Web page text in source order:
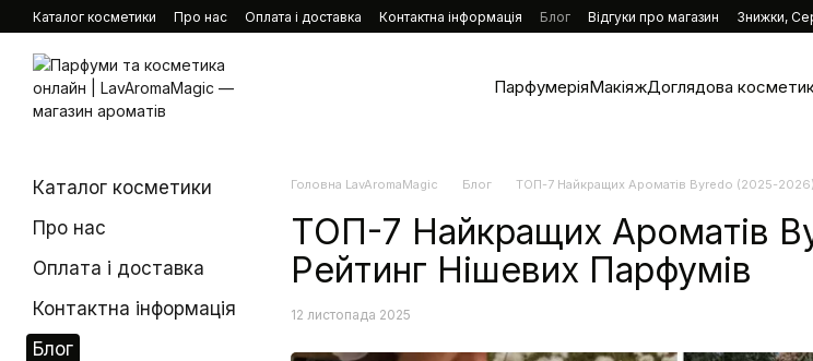
Перейти до основного контенту
Каталог косметики Про нас Оплата і доставка Контактна інформація Блог Відгуки про магазин Знижки,
ПарфумеріяМакіяжДоглядова
Головна LavAromaMagic Блог ТОП-7 Найкращих Ароматів Byredo (2025-
ТОП-7 Найкращих Ароматів
Рейтинг Нішевих Парфумів
12 листопада 2025
Каталог косметики
Про нас
Оплата і доставка
Контактна інформація
Блог